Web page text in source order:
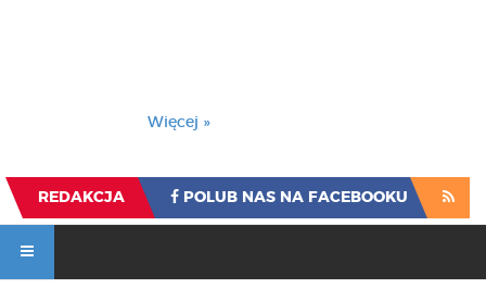
Więcej »
REDAKCJA POLUB NAS NA FACEBOOKU